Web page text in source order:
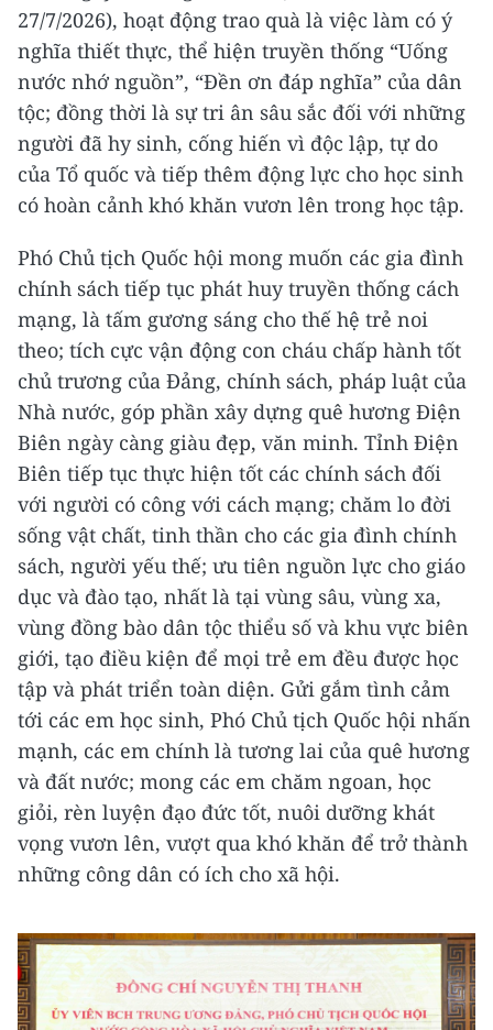
27/7/2026), hoạt động trao quà là việc làm có ý
nghĩa thiết thực, thể hiện truyền thống “Uống
nước nhớ nguồn”, “Đền ơn đáp nghĩa” của dân
tộc; đồng thời là sự tri ân sâu sắc đối với những
người đã hy sinh, cống hiến vì độc lập, tự do
của Tổ quốc và tiếp thêm động lực cho học sinh
có hoàn cảnh khó khăn vươn lên trong học tập.
Phó Chủ tịch Quốc hội mong muốn các gia đình
chính sách tiếp tục phát huy truyền thống cách
mạng, là tấm gương sáng cho thế hệ trẻ noi
theo; tích cực vận động con cháu chấp hành tốt
chủ trương của Đảng, chính sách, pháp luật của
Nhà nước, góp phần xây dựng quê hương Điện
Biên ngày càng giàu đẹp, văn minh. Tỉnh Điện
Biên tiếp tục thực hiện tốt các chính sách đối
với người có công với cách mạng; chăm lo đời
sống vật chất, tinh thần cho các gia đình chính
sách, người yếu thế; ưu tiên nguồn lực cho giáo
dục và đào tạo, nhất là tại vùng sâu, vùng xa,
vùng đồng bào dân tộc thiểu số và khu vực biên
giới, tạo điều kiện để mọi trẻ em đều được học
tập và phát triển toàn diện. Gửi gắm tình cảm
tới các em học sinh, Phó Chủ tịch Quốc hội nhấn
mạnh, các em chính là tương lai của quê hương
và đất nước; mong các em chăm ngoan, học
giỏi, rèn luyện đạo đức tốt, nuôi dưỡng khát
vọng vươn lên, vượt qua khó khăn để trở thành
những công dân có ích cho xã hội.